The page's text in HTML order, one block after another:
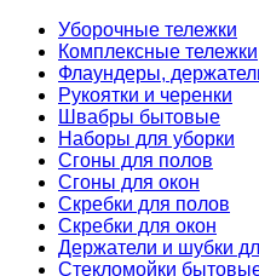
Уборочные тележки
Комплексные тележки
Флаундеры,
Рукоятки и черенки
Швабры бытовые
Наборы для уборки
Сгоны для полов
Сгоны для окон
Скребки для полов
Скребки для окон
Держатели и шубки
Стекломойки